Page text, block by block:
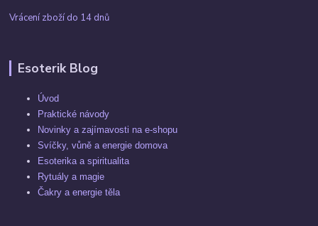
Vrácení zboží do 14 dnů
Esoterik Blog
Úvod
Praktické návody
Novinky a zajímavosti na e-shopu
Svíčky, vůně a energie domova
Esoterika a spiritualita
Rytuály a magie
Čakry a energie těla